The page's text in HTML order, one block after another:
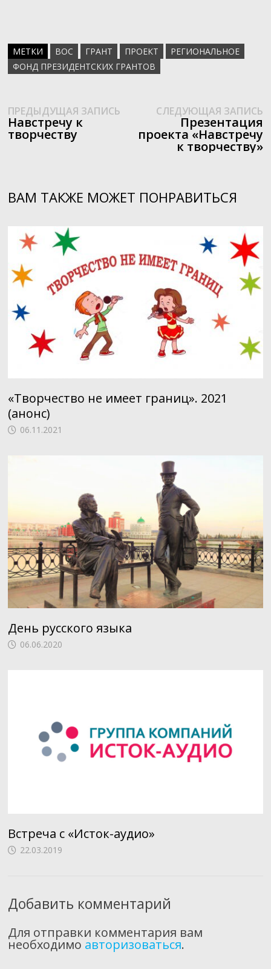
МЕТКИ ВОС ГРАНТ ПРОЕКТ
РЕГИОНАЛЬНОЕ
ФОНД ПРЕЗИДЕНТСКИХ ГРАНТОВ
Навигация
по
ПРЕДЫДУЩАЯ ЗАПИСЬПредыдущая
Навстречу к
творчеству
СЛЕДУЮЩАЯ ЗАПИСЬ
Презентация
проекта «Навстречу
к творчеству»
ВАМ ТАКЖЕ МОЖЕТ ПОНРАВИТЬСЯ
«Творчество не имеет границ». 2021
(анонс)
06.11.2021
День русского языка
06.06.2020
Встреча с «Исток-аудио»
22.03.2019
Добавить комментарий
Для отправки комментария вам
необходимо авторизоваться.